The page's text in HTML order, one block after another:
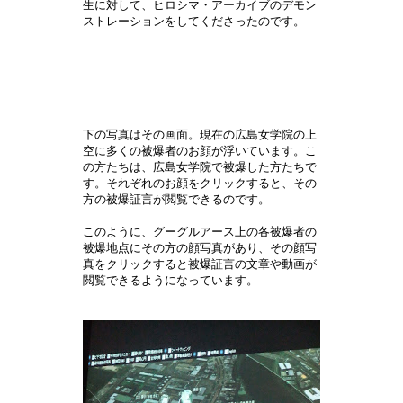
生に対して、ヒロシマ・アーカイブのデモン
ストレーションをしてくださったのです。
下の写真はその画面。現在の広島女学院の上
空に多くの被爆者のお顔が浮いています。こ
の方たちは、広島女学院で被爆した方たちで
す。それぞれのお顔をクリックすると、その
方の被爆証言が閲覧できるのです。
このように、グーグルアース上の各被爆者の
被爆地点にその方の顔写真があり、その顔写
真をクリックすると被爆証言の文章や動画が
閲覧できるようになっています。